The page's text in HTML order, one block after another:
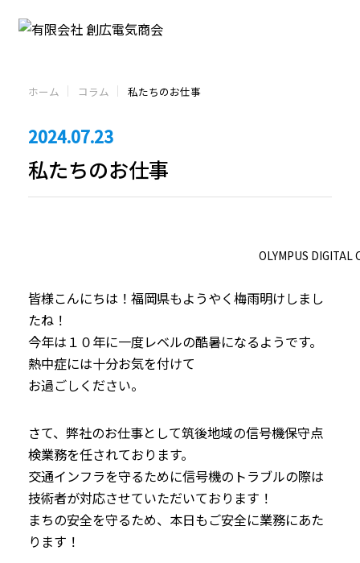
ホーム コラム 私たちのお仕事
2024.07.23
私たちのお仕事
OLYMPUS DIGITAL
皆様こんにちは！福岡県もようやく梅雨明けしまし
たね！
今年は１０年に一度レベルの酷暑になるようです。
熱中症には十分お気を付けて
お過ごしください。
さて、弊社のお仕事として筑後地域の信号機保守点
検業務を任されております。
交通インフラを守るために信号機のトラブルの際は
技術者が対応させていただいております！
まちの安全を守るため、本日もご安全に業務にあた
ります！